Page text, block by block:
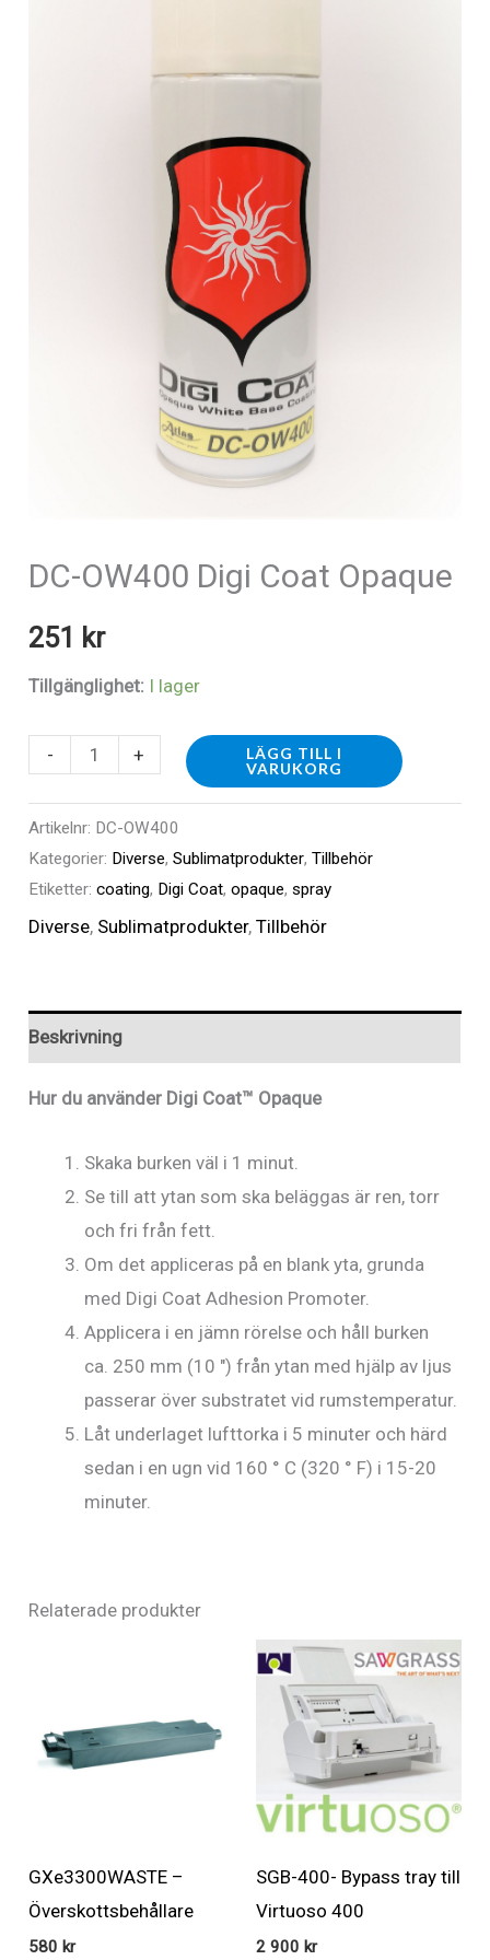
DC-OW400 Digi Coat Opaque
251 kr
Tillgänglighet: I lager
-
DC-
Digi
Coat
Opaque
mängd
+
LÄGG TILL I
VARUKORG
Artikelnr: DC-OW400
Kategorier: Diverse,Sublimatprodukter,Tillbehör
Etiketter:coating, Digi Coat,opaque,spray
Diverse, Sublimatprodukter,Tillbehör
Beskrivning
Hur du använder Digi Coat™ Opaque
Skaka burken väl i 1 minut.
Se till att ytan som ska beläggas är ren, torr
och fri från fett.
Om det appliceras på en blank yta, grunda
med Digi Coat Adhesion Promoter.
Applicera i en jämn rörelse och håll burken
ca. 250 mm (10 ″) från ytan med hjälp av ljus
passerar över substratet vid rumstemperatur.
Låt underlaget lufttorka i 5 minuter och härd
sedan i en ugn vid 160 ° C (320 ° F) i 15-20
minuter.
Relaterade produkter
GXe3300WASTE –
Överskottsbehållare
580 kr
SGB-400- Bypass tray till
Virtuoso 400
2 900 kr